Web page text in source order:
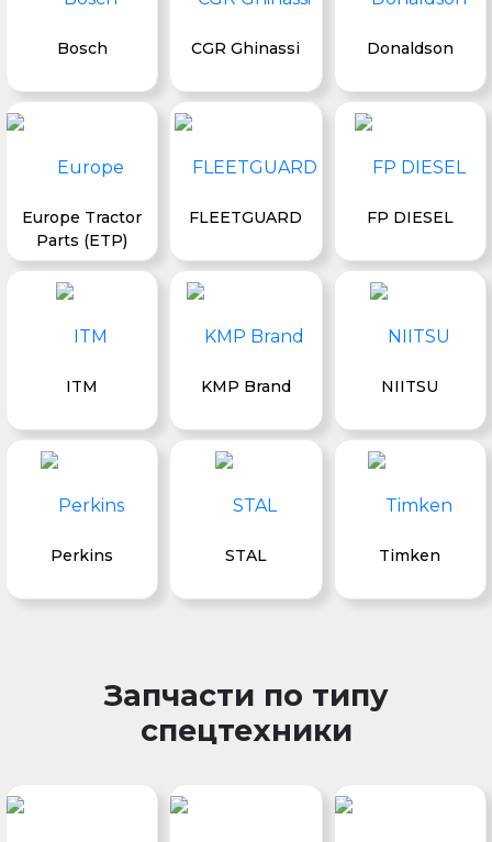
Bosch CGR Ghinassi Donaldson
Europe Tractor
Parts (ETP)
FLEETGUARD FP DIESEL
ITM KMP Brand NIITSU
Perkins STAL Timken
Запчасти по типу
спецтехники